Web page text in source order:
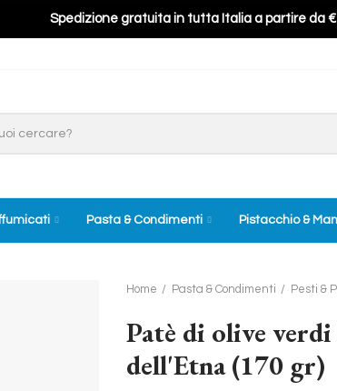
Spedizione gratuita in tutta Italia a partire da
Pasta & Condimenti Pistacchio &
Home Pasta & Condimenti Pesti &
Patè di olive
dell'Etna (170 gr)